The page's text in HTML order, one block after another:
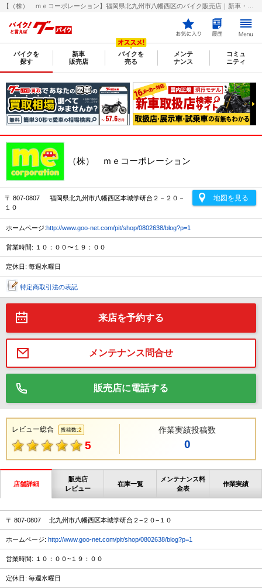
バイクを
探す
新車
販売店
バイクを
売る
メンテ
ナンス
コミュ
ニティ
（株） ｍｅコーポレーション
〒 807-0807 福岡県北九州市八幡西区本城学研台２－２０－
１０
地図を見る
ホームページ:http://www.goo-net.com/pit/shop/0802638/blog?p=1
営業時間: １０：００〜１９：００
定休日: 毎週水曜日
特定商取引法の表記
来店を予約する
メンテナンス問合せ
販売店に電話する
レビュー総合 投稿数:2
5
作業実績投稿数
0
店舗詳細
販売店
レビュー
在庫一覧
メンテナンス料
金表
作業実績
〒 807-0807 北九州市八幡西区本城学研台２−２０−１０
ホームページ: http://www.goo-net.com/pit/shop/0802638/blog?p=1
営業時間: １０：００~１９：００
定休日: 毎週水曜日